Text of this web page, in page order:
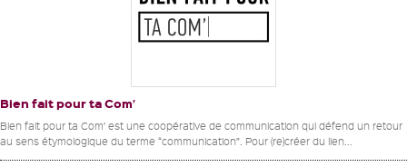
Bien fait pour ta Com’
Bien fait pour ta Com’ est une coopérative de communication qui défend un retour
au sens étymologique du terme “communication”. Pour (re)créer du lien...